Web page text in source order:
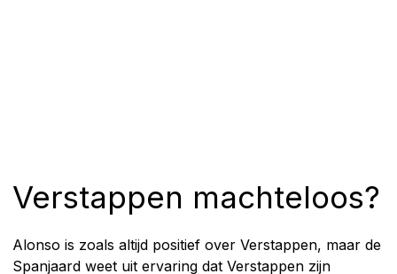
Verstappen machteloos?
Alonso is zoals altijd positief over Verstappen, maar de
Spanjaard weet uit ervaring dat Verstappen zijn